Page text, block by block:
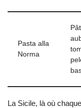
Pasta alla
Norma
La Sicile, là où